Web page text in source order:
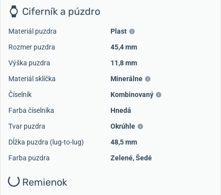
Ciferník a púzdro
Materiál puzdra
Plast
Rozmer puzdra
45,4 mm
Výška puzdra
11,8 mm
Materiál sklíčka
Minerálne
Číselník
Kombinovaný
Farba číselníka
Hnedá
Tvar puzdra
Okrúhle
Dĺžka puzdra (lug-to-lug)
48,5 mm
Farba puzdra
Zelené,Šedé
Remienok